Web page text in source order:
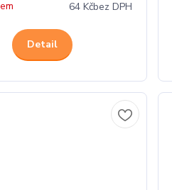
64 Kčbez DPH
Detail